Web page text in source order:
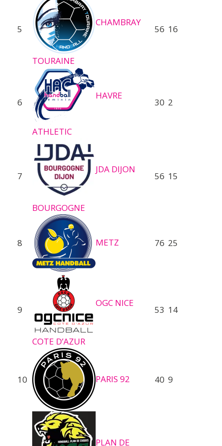
5
CHAMBRAY
TOURAINE
56 16
6
HAVRE
ATHLETIC
30 2
7
JDA DIJON
BOURGOGNE
56 15
8 METZ 76 25
9
OGC NICE
COTE D’AZUR
53 14
10 PARIS 92 40 9
PLAN DE